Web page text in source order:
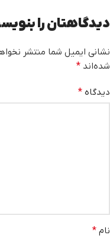
دیدگاهتان را
نشانی ایمیل شما منتشر
شده‌اند *
دیدگاه *
نام *